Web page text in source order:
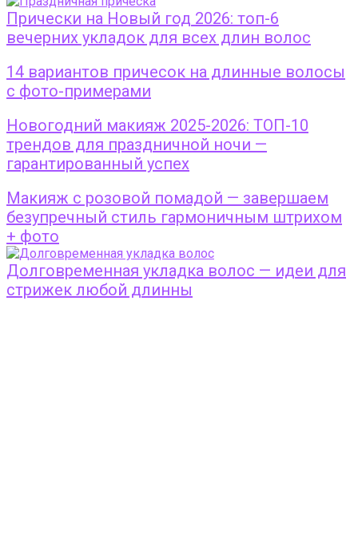
Прически на Новый год 2026: топ-6
вечерних укладок для всех длин волос
14 вариантов причесок на длинные волосы
с фото-примерами
Новогодний макияж 2025-2026: ТОП-10
трендов для праздничной ночи —
гарантированный успех
Макияж с розовой помадой — завершаем
безупречный стиль гармоничным штрихом
+ фото
Долговременная укладка волос — идеи для
стрижек любой длинны